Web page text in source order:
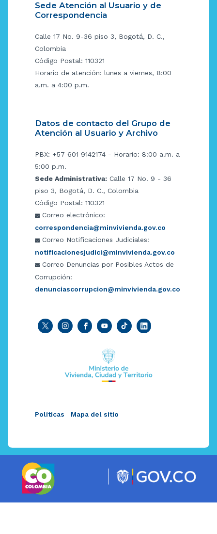
Sede Atención al Usuario y de
Correspondencia
Calle 17 No. 9-36 piso 3, Bogotá, D. C.,
Colombia
Código Postal: 110321
Horario de atención: lunes a viernes, 8:00
a.m. a 4:00 p.m.
Datos de contacto del Grupo de
Atención al Usuario y Archivo
PBX: +57 601 9142174 - Horario: 8:00 a.m. a
5:00 p.m.
Sede Administrativa: Calle 17 No. 9 - 36
piso 3, Bogotá, D. C., Colombia
Código Postal: 110321
Correo electrónico:
correspondencia@minvivienda.gov.co
Correo Notificaciones Judiciales:
notificacionesjudici@minvivienda.gov.co
Correo Denuncias por Posibles Actos de
Corrupción:
denunciascorrupcion@minvivienda.gov.co
Políticas Mapa del sitio